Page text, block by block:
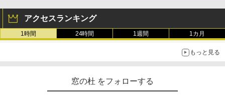
￥1,766
出す プロンプトの言葉 AI画像生成シリー
ズ (はぴーイラストLabo)
ンチディスプレイ、色調調節ライト、12
週間持続バッテリー、広告なし、ブラッ
ク
Amazon Kindle - 目に優しい、かさばら
ない、大きな画面で読みやすい、6週間持
アクセスランキング
1時間 24時間 1週間 1カ月
もっと見る
窓の杜 をフォローする